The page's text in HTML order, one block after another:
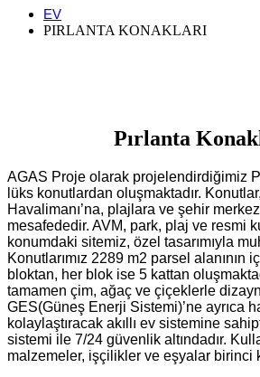
EV
PIRLANTA KONAKLARI
Pırlanta
AGAS Proje olarak projelendirdiğimiz
lüks konutlardan oluşmaktadır.
Havalimanı’na, plajlara ve şehir
mesafededir. AVM, park, plaj ve resmi
konumdaki sitemiz, özel tasarımıyla
Konutlarımız 2289 m2 parsel alanının
bloktan, her blok ise 5 kattan
tamamen çim, ağaç ve çiçeklerle
GES(Güneş Enerji Sistemi)’ne ayrıca
kolaylaştıracak akıllı ev sistemine
sistemi ile 7/24 güvenlik altındadır.
malzemeler, işçilikler ve eşyalar birinci